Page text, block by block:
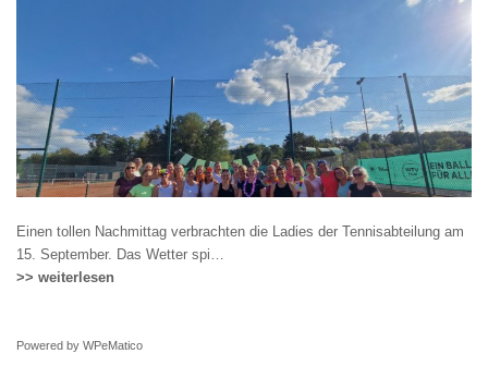
Einen tollen Nachmittag verbrachten die Ladies der Tennisabteilung am
15. September. Das Wetter spi…
>> weiterlesen
Powered by WPeMatico